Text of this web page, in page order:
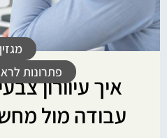
מגזין
פתרונות
איך עיוורון
עבודה מול